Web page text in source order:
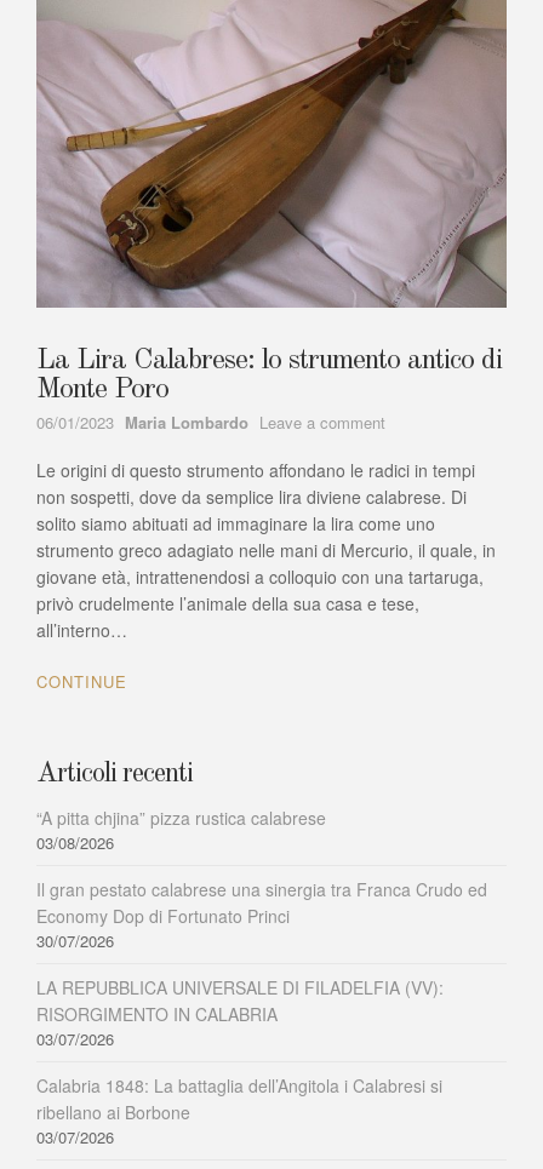
La Lira Calabrese: lo strumento antico di
Monte Poro
06/01/2023 Author
Maria Lombardo Leave a comment
Lira
Calabrese:
lo
strumento
antico
di
Monte
Le origini di questo strumento affondano le radici in tempi
non sospetti, dove da semplice lira diviene calabrese. Di
solito siamo abituati ad immaginare la lira come uno
strumento greco adagiato nelle mani di Mercurio, il quale, in
giovane età, intrattenendosi a colloquio con una tartaruga,
privò crudelmente l’animale della sua casa e tese,
all’interno…
CONTINUE
Articoli recenti
“A pitta chjina” pizza rustica calabrese
03/08/2026
Il gran pestato calabrese una sinergia tra Franca Crudo ed
Economy Dop di Fortunato Princi
30/07/2026
LA REPUBBLICA UNIVERSALE DI FILADELFIA (VV):
RISORGIMENTO IN CALABRIA
03/07/2026
Calabria 1848: La battaglia dell’Angitola i Calabresi si
ribellano ai Borbone
03/07/2026